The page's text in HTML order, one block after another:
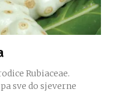
Rubiaceae.
sve do sjeverne